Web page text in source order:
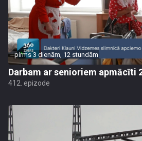
pirms 3 dienām, 12 stundām
Darbam ar senioriem apmācīti
412. epizode